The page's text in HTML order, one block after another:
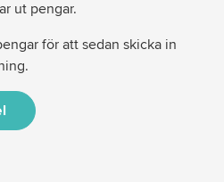
ut pengar.
för att sedan skicka in